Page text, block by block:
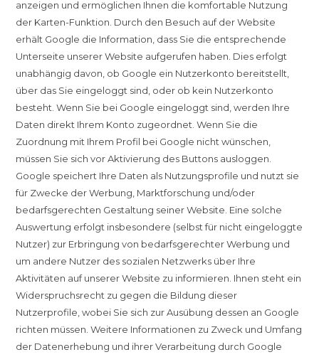
anzeigen und ermöglichen Ihnen die komfortable Nutzung
der Karten-Funktion. Durch den Besuch auf der Website
erhält Google die Information, dass Sie die entsprechende
Unterseite unserer Website aufgerufen haben. Dies erfolgt
unabhängig davon, ob Google ein Nutzerkonto bereitstellt,
über das Sie eingeloggt sind, oder ob kein Nutzerkonto
besteht. Wenn Sie bei Google eingeloggt sind, werden Ihre
Daten direkt Ihrem Konto zugeordnet. Wenn Sie die
Zuordnung mit Ihrem Profil bei Google nicht wünschen,
müssen Sie sich vor Aktivierung des Buttons ausloggen.
Google speichert Ihre Daten als Nutzungsprofile und nutzt sie
für Zwecke der Werbung, Marktforschung und/oder
bedarfsgerechten Gestaltung seiner Website. Eine solche
Auswertung erfolgt insbesondere (selbst für nicht eingeloggte
Nutzer) zur Erbringung von bedarfsgerechter Werbung und
um andere Nutzer des sozialen Netzwerks über Ihre
Aktivitäten auf unserer Website zu informieren. Ihnen steht ein
Widerspruchsrecht zu gegen die Bildung dieser
Nutzerprofile, wobei Sie sich zur Ausübung dessen an Google
richten müssen. Weitere Informationen zu Zweck und Umfang
der Datenerhebung und ihrer Verarbeitung durch Google